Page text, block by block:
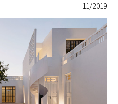
11/2019